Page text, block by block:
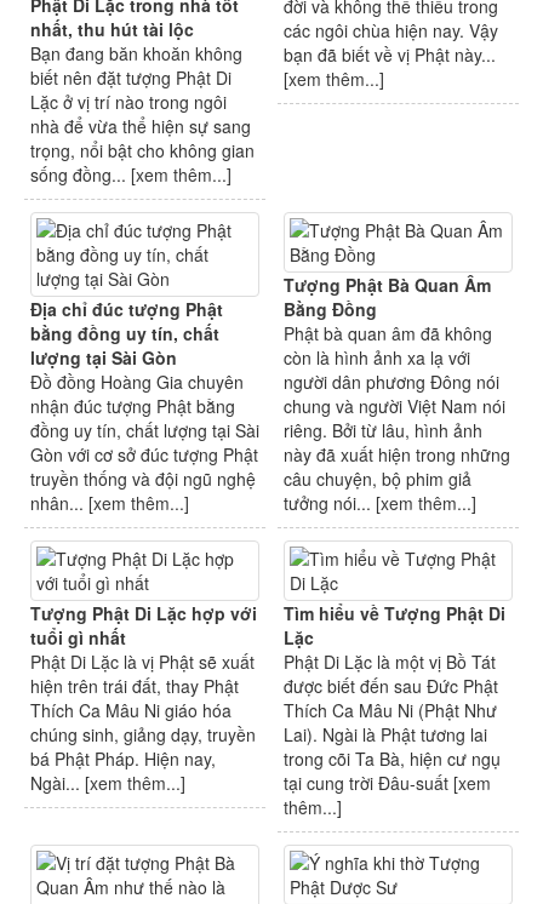
Phật Di Lặc trong nhà tốt
nhất, thu hút tài lộc
Bạn đang băn khoăn không
biết nên đặt tượng Phật Di
Lặc ở vị trí nào trong ngôi
nhà để vừa thể hiện sự sang
trọng, nổi bật cho không gian
sống đồng... [xem thêm...]
đời và không thể thiếu trong
các ngôi chùa hiện nay. Vậy
bạn đã biết về vị Phật này...
[xem thêm...]
Địa chỉ đúc tượng Phật
bằng đồng uy tín, chất
lượng tại Sài Gòn
Đồ đồng Hoàng Gia chuyên
nhận đúc tượng Phật bằng
đồng uy tín, chất lượng tại Sài
Gòn với cơ sở đúc tượng Phật
truyền thống và đội ngũ nghệ
nhân... [xem thêm...]
Tượng Phật Bà Quan Âm
Bằng Đồng
Phật bà quan âm đã không
còn là hình ảnh xa lạ với
người dân phương Đông nói
chung và người Việt Nam nói
riêng. Bởi từ lâu, hình ảnh
này đã xuất hiện trong những
câu chuyện, bộ phim giả
tưởng nói... [xem thêm...]
Tượng Phật Di Lặc hợp với
tuổi gì nhất
Phật Di Lặc là vị Phật sẽ xuất
hiện trên trái đất, thay Phật
Thích Ca Mâu Ni giáo hóa
chúng sinh, giảng dạy, truyền
bá Phật Pháp. Hiện nay,
Ngài... [xem thêm...]
Tìm hiểu về Tượng Phật Di
Lặc
Phật Di Lặc là một vị Bồ Tát
được biết đến sau Đức Phật
Thích Ca Mâu Ni (Phật Như
Lai). Ngài là Phật tương lai
trong cõi Ta Bà, hiện cư ngụ
tại cung trời Đâu-suất [xem
thêm...]